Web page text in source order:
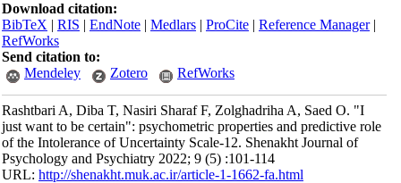
Download citation:
BibTeX|RIS|EndNote|Medlars|ProCite|Reference Manager
RefWorks
Send citation to:
Mendeley
Zotero RefWorks
Rashtbari A, Diba T, Nasiri Sharaf F, Zolghadriha A, Saed O. "I
just want to be certain": psychometric properties and predictive role
of the Intolerance of Uncertainty Scale-12. Shenakht Journal of
Psychology and Psychiatry 2022; 9 (5) :101-114
URL:http://shenakht.muk.ac.ir/article-1-1662-fa.html